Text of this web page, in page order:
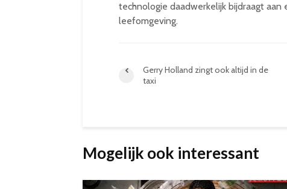
technologie daadwerkelijk bijdraagt
leefomgeving.
Gerry Holland zingt ook altijd in de
taxi
Mogelijk ook interessant